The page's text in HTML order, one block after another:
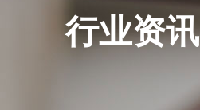
行业资讯